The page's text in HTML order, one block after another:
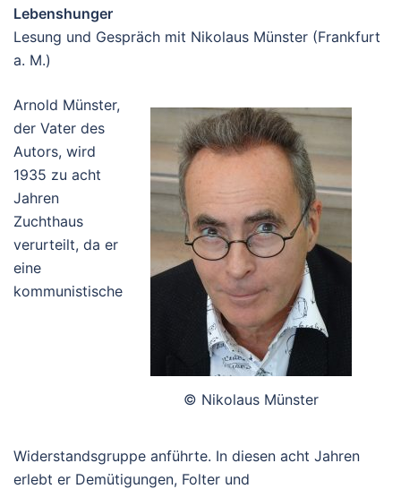
Lebenshunger
Lesung und Gespräch mit Nikolaus Münster (Frankfurt
a. M.)
© Nikolaus Münster
Arnold Münster,
der Vater des
Autors, wird
1935 zu acht
Jahren
Zuchthaus
verurteilt, da er
eine
kommunistische
Widerstandsgruppe anführte. In diesen acht Jahren
erlebt er Demütigungen, Folter und